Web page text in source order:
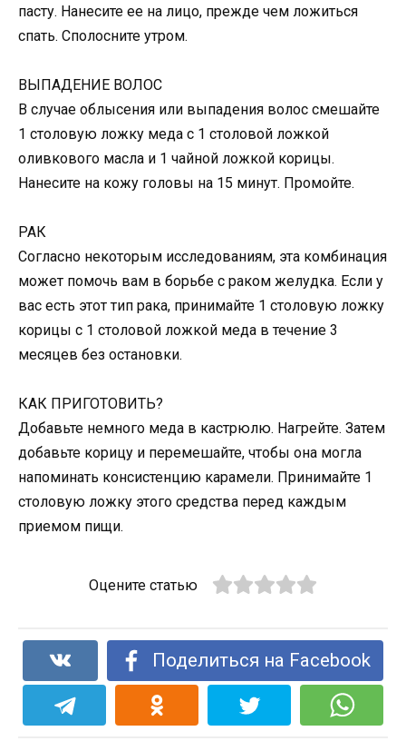
пасту. Нанесите ее на лицо, прежде чем ложиться
спать. Сполосните утром.
ВЫПАДЕНИЕ ВОЛОС
В случае облысения или выпадения волос смешайте
1 столовую ложку меда с 1 столовой ложкой
оливкового масла и 1 чайной ложкой корицы.
Нанесите на кожу головы на 15 минут. Промойте.
РАК
Согласно некоторым исследованиям, эта комбинация
может помочь вам в борьбе с раком желудка. Если у
вас есть этот тип рака, принимайте 1 столовую ложку
корицы с 1 столовой ложкой меда в течение 3
месяцев без остановки.
КАК ПРИГОТОВИТЬ?
Добавьте немного меда в кастрюлю. Нагрейте. Затем
добавьте корицу и перемешайте, чтобы она могла
напоминать консистенцию карамели. Принимайте 1
столовую ложку этого средства перед каждым
приемом пищи.
Оцените статью
Поделиться на Facebook